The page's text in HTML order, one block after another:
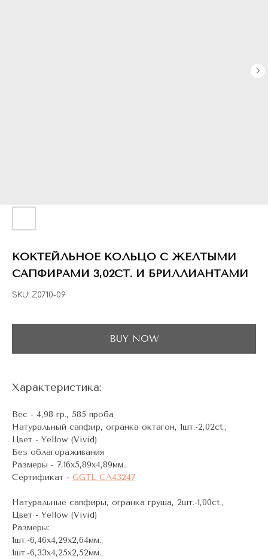
КОКТЕЙЛЬНОЕ КОЛЬЦО С ЖЕЛТЫМИ
САПФИРАМИ 3,02CT. И БРИЛЛИАНТАМИ
SKU: Z0710-09
BUY NOW
Характеристика:
Вес - 4,98 гр., 585 проба
Натуральный сапфир, огранка октагон, 1шт.-2,02ct.,
Цвет - Yellow (Vivid)
Без облагораживания
Размеры - 7,16x5,89x4,89мм.,
Сертификат - GGTL CA43247
Натуральные сапфиры, огранка груша, 2шт.-1,00ct.,
Цвет - Yellow (Vivid)
Размеры:
1шт.-6,46x4,29x2,64мм.,
1шт.-6,33x4,25x2,52мм.,